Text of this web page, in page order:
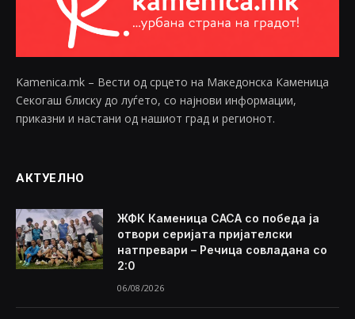
Kamenica.mk – Вести од срцето на Македонска Каменица
Секогаш блиску до луѓето, со најнови информации,
приказни и настани од нашиот град и регионот.
АКТУЕЛНО
ЖФК Каменица САСА со победа ја
отвори серијата пријателски
натпревари – Речица совладана со
2:0
06/08/2026